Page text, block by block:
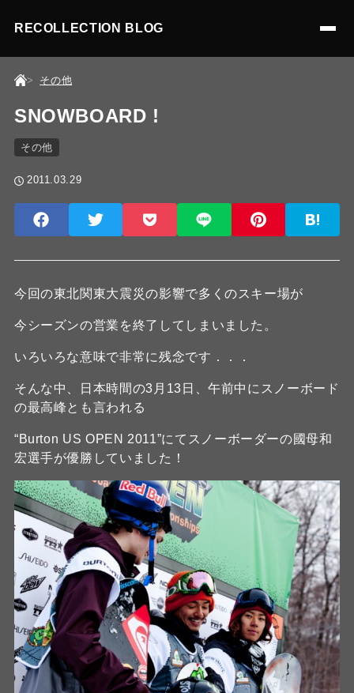
RECOLLECTION BLOG
その他
SNOWBOARD !
その他
2011.03.29
今回の東北関東大震災の影響で多くのスキー場が
今シーズンの営業を終了してしまいました。
いろいろな意味で非常に残念です．．．
そんな中、日本時間の3月13日、午前中にスノーボード
の最高峰とも言われる
“Burton US OPEN 2011”にてスノーボーダーの國母和
宏選手が優勝していました！